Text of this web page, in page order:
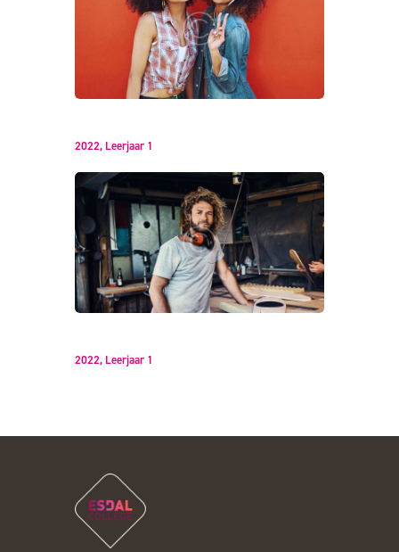
2022, Leerjaar 1
2022, Leerjaar 1